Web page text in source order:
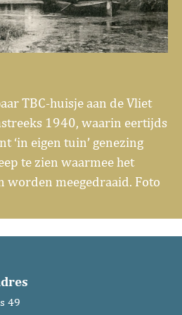
TBC-huisje aan de Vliet
1940, waarin eertijds
‘in eigen tuin’ genezing
te zien waarmee het
worden meegedraaid. Foto
49